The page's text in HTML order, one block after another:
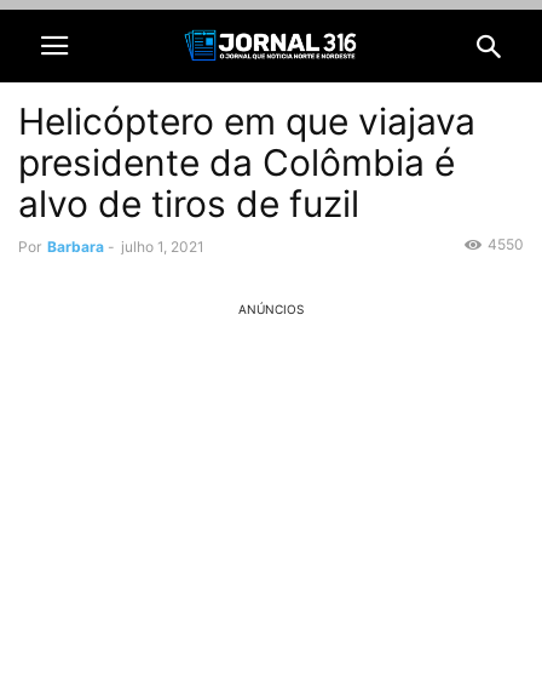
Helicóptero em que viajava
presidente da Colômbia é
alvo de tiros de fuzil
Por Barbara - julho 1, 2021 4550
ANÚNCIOS